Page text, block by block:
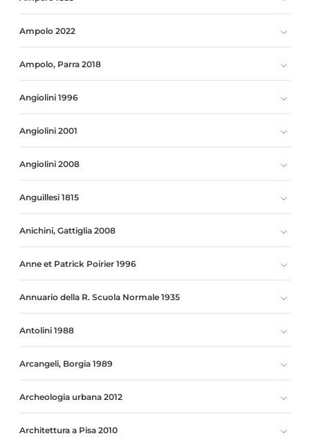
Ampolo 2022
Ampolo, Parra 2018
Angiolini 1996
Angiolini 2001
Angiolini 2008
Anguillesi 1815
Anichini, Gattiglia 2008
Anne et Patrick Poirier 1996
Annuario della R. Scuola Normale 1935
Antolini 1988
Arcangeli, Borgia 1989
Archeologia urbana 2012
Architettura a Pisa 2010